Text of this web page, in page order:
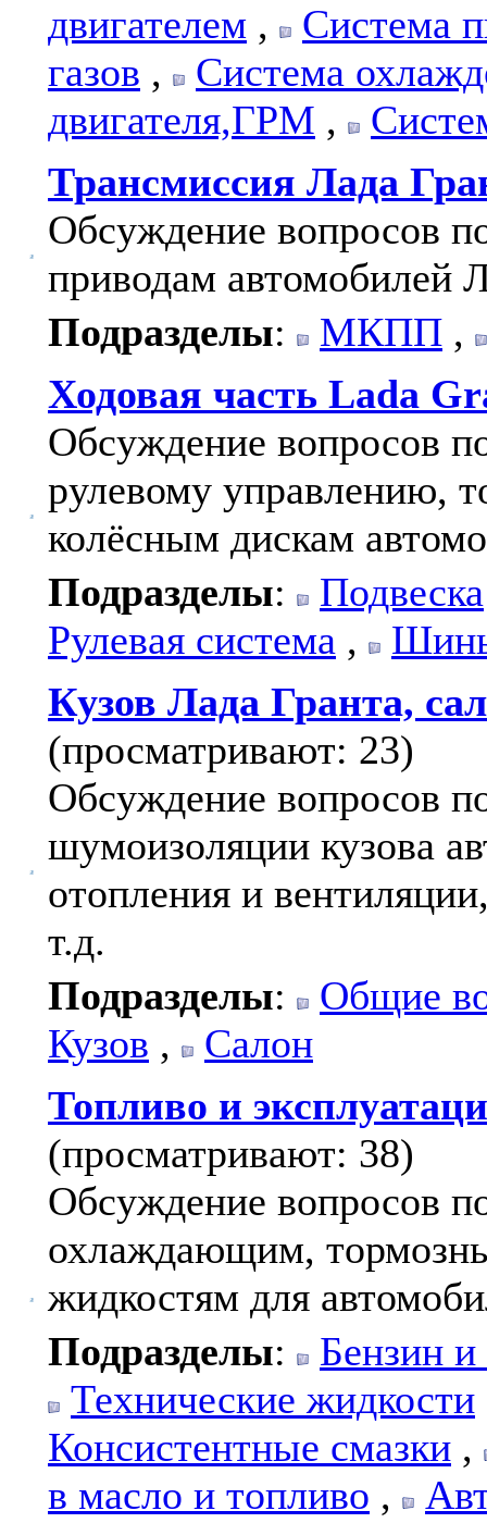
двигателем ,
Система
газов ,
Система
двигателя,ГРМ ,
Трансмиссия Лада
Обсуждение вопросов
приводам автомобилей
Подразделы: МКПП ,
Ходовая часть Lada
Обсуждение вопросов
рулевому управлению,
колёсным дискам
Подразделы:
Подвеска
Рулевая система ,
Кузов Лада Гранта,
(просматривают: 23)
Обсуждение вопросов
шумоизоляции кузова
отопления и
т.д.
Подразделы:
Общие
Кузов ,
Салон
Топливо и
(просматривают: 38)
Обсуждение вопросов
охлаждающим,
жидкостям для
Подразделы:
Бензин
Технические жидкости
Консистентные смазки ,
в масло и топливо ,